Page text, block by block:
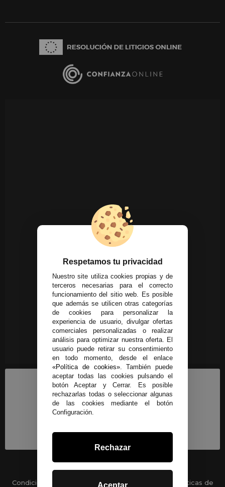
Condiciones generales Políticas de privacidad Políticas de
Respetamos tu privacidad
Nuestro site utiliza cookies propias y de
terceros necesarias para el correcto
funcionamiento del sitio web. Es posible
que además se utilicen otras categorías
de cookies para personalizar la
experiencia de usuario, divulgar ofertas
comerciales personalizadas o realizar
análisis para optimizar nuestra oferta. El
usuario puede retirar su consentimiento
en todo momento, desde el enlace
«Política de cookies». También puede
aceptar todas las cookies pulsando el
botón Aceptar y Cerrar. Es posible
rechazarlas todas o seleccionar algunas
de las cookies mediante el botón
Configuración.
Rechazar
Aceptar